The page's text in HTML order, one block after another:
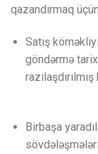
qazandırmaq
Satış
göndərmə
Birbaşa